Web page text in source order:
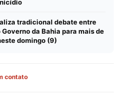
tradicional debate entre
da Bahia para mais de
domingo (9)
contato